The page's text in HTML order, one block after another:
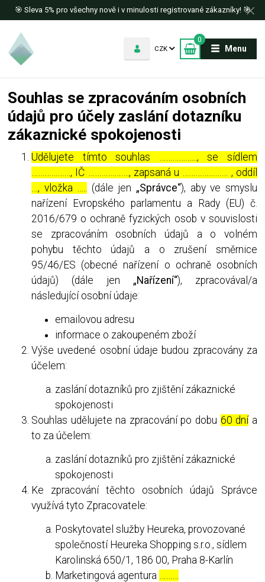
🎯 Sleva 5% pro všechny nově i v minulosti registrované zákazníky! 🎯
Menu
CZK
0
Souhlas se zpracováním osobních
údajů pro účely zaslání dotazníku
zákaznické spokojenosti
Udělujete tímto souhlas ……………..., se sídlem
………………, IČ ………………., zapsaná u ………………… , oddíl
…, vložka …..
(dále jen „Správce“), aby ve smyslu
nařízení Evropského parlamentu a Rady (EU) č.
2016/679 o ochraně fyzických osob v souvislosti
se zpracováním osobních údajů a o volném
pohybu těchto údajů a o zrušení směrnice
95/46/ES (obecné nařízení o ochraně osobních
údajů) (dále jen „Nařízení“), zpracovával/a
následující osobní údaje:
emailovou adresu
informace o zakoupeném zboží
Výše uvedené osobní údaje budou zpracovány za
účelem:
zaslání dotazníků pro zjištění zákaznické
spokojenosti
Souhlas udělujete na zpracování po dobu 60 dnía
to za účelem:
zaslání dotazníků pro zjištění zákaznické
spokojenosti
Ke zpracování těchto osobních údajů Správce
využívá tyto Zpracovatele:
Poskytovatel služby Heureka, provozované
společností Heureka Shopping s.r.o., sídlem
Karolinská 650/1, 186 00, Praha 8-Karlín
Marketingová agentura